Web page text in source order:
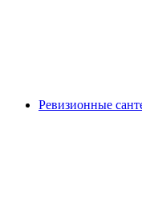
Ревизионные